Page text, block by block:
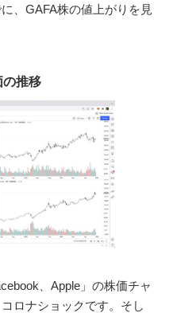
、GAFA株の値上がりを見
の推移
、Apple」の株価チャ
ロナショックです。そし